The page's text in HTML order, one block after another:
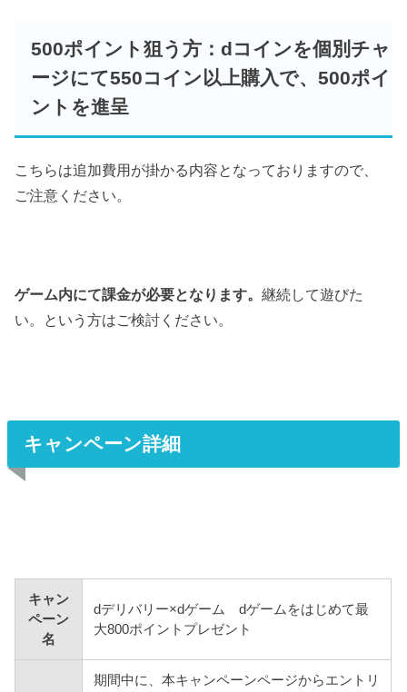
500ポイント狙う方：dコインを個別チャ
ージにて550コイン以上購入で、500ポイ
ントを進呈
こちらは追加費用が掛かる内容となっておりますので、
ご注意ください。
ゲーム内にて課金が必要となります。継続して遊びた
い。という方はご検討ください。
キャンペーン詳細
キャン
ペーン
名
dデリバリー×dゲーム dゲームをはじめて最
大800ポイントプレゼント
期間中に、本キャンペーンページからエントリ